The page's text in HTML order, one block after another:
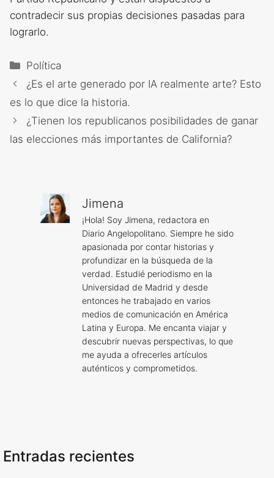
contradecir sus propias decisiones pasadas para
lograrlo.
Categorías
Política
¿Es el arte generado por IA realmente arte? Esto
es lo que dice la historia.
¿Tienen los republicanos posibilidades de ganar
las elecciones más importantes de California?
Jimena
¡Hola! Soy Jimena, redactora en
Diario Angelopolitano. Siempre he sido
apasionada por contar historias y
profundizar en la búsqueda de la
verdad. Estudié periodismo en la
Universidad de Madrid y desde
entonces he trabajado en varios
medios de comunicación en América
Latina y Europa. Me encanta viajar y
descubrir nuevas perspectivas, lo que
me ayuda a ofrecerles artículos
auténticos y comprometidos.
Entradas recientes